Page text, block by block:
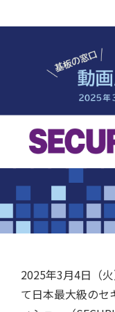
2025年3月4日（
て日本最大級のセ